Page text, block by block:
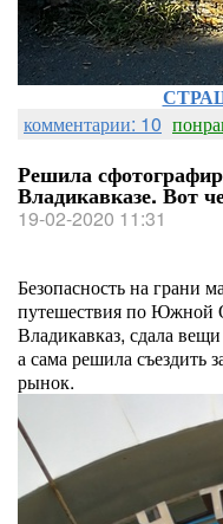
комментарии: 10
Решила
Владикавказе. Вот
19-02-2020 11:31
Безопасность на грани
путешествия по Южной
Владикавказ, сдала
а сама решила съездить
рынок.